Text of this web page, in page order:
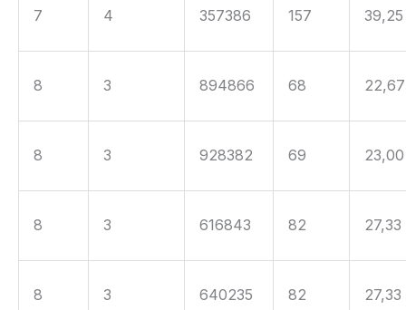
7 4 357386 157 39,25
8 3 894866 68 22,67
8 3 928382 69 23,00
8 3 616843 82 27,33
8 3 640235 82 27,33